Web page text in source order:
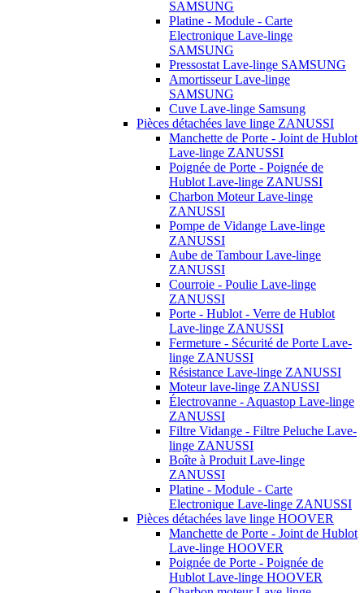
SAMSUNG
Platine - Module - Carte
Electronique Lave-linge
SAMSUNG
Pressostat Lave-linge SAMSUNG
Amortisseur Lave-linge
SAMSUNG
Cuve Lave-linge Samsung
Pièces détachées lave linge ZANUSSI
Manchette de Porte - Joint de Hublot
Lave-linge ZANUSSI
Poignée de Porte - Poignée de
Hublot Lave-linge ZANUSSI
Charbon Moteur Lave-linge
ZANUSSI
Pompe de Vidange Lave-linge
ZANUSSI
Aube de Tambour Lave-linge
ZANUSSI
Courroie - Poulie Lave-linge
ZANUSSI
Porte - Hublot - Verre de Hublot
Lave-linge ZANUSSI
Fermeture - Sécurité de Porte Lave-
linge ZANUSSI
Résistance Lave-linge ZANUSSI
Moteur lave-linge ZANUSSI
Électrovanne - Aquastop Lave-linge
ZANUSSI
Filtre Vidange - Filtre Peluche Lave-
linge ZANUSSI
Boîte à Produit Lave-linge
ZANUSSI
Platine - Module - Carte
Electronique Lave-linge ZANUSSI
Pièces détachées lave linge HOOVER
Manchette de Porte - Joint de Hublot
Lave-linge HOOVER
Poignée de Porte - Poignée de
Hublot Lave-linge HOOVER